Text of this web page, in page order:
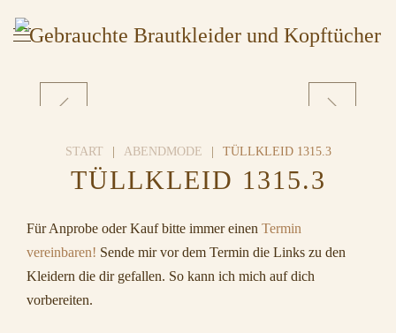
START ABENDMODE TÜLLKLEID 1315.3
TÜLLKLEID 1315.3
Für Anprobe oder Kauf bitte immer einen Termin
vereinbaren! Sende mir vor dem Termin die Links zu den
Kleidern die dir gefallen. So kann ich mich auf dich
vorbereiten.